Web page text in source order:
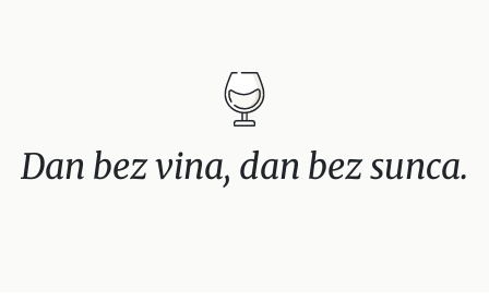
Dan bez vina, dan bez sunca.